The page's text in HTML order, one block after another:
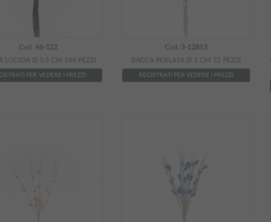
Cod. 46-122
LUCIDA Ø 0,5 CM 144 PEZZI
PER VEDERE I PREZZI
Cod. 3-12813
BACCA PERLATA Ø 1 CM 72 PEZZI
REGISTRATI PER VEDERE I PREZZI